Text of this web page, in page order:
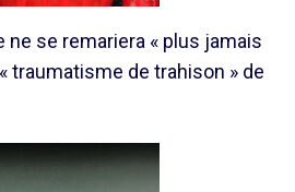
ne se remariera « plus jamais
traumatisme de trahison » de